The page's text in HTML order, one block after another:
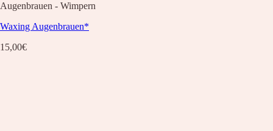
Augenbrauen - Wimpern
Waxing Augenbrauen*
15,00€